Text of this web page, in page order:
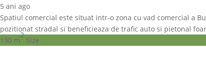
5 ani ago
Spatiul comercial este situat intr-o zona cu vad comercial a
pozitionat stradal si beneficieaza de trafic auto si pietonal
130 m
2
Size